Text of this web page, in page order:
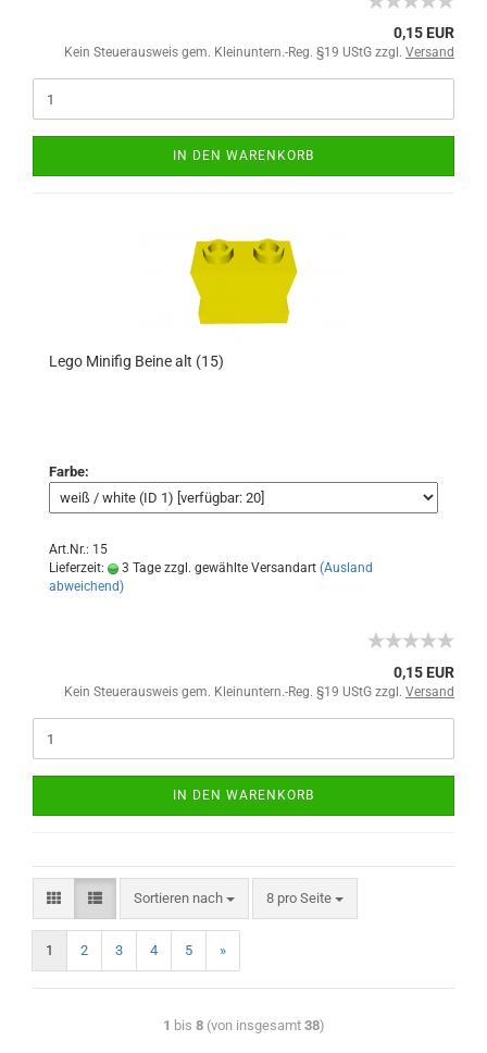
0,15 EUR
Kein Steuerausweis gem. Kleinuntern.-Reg. §19 UStG zzgl. Versand
IN DEN WARENKORB
Lego Minifig Beine alt (15)
Farbe:
Art.Nr.: 15
Lieferzeit:
3 Tage zzgl. gewählte Versandart (Ausland
abweichend)
0,15 EUR
Kein Steuerausweis gem. Kleinuntern.-Reg. §19 UStG zzgl. Versand
IN DEN WARENKORB
Sortieren nach 8 pro Seite
1 2 3 4 5 »
1 bis 8(von insgesamt 38)